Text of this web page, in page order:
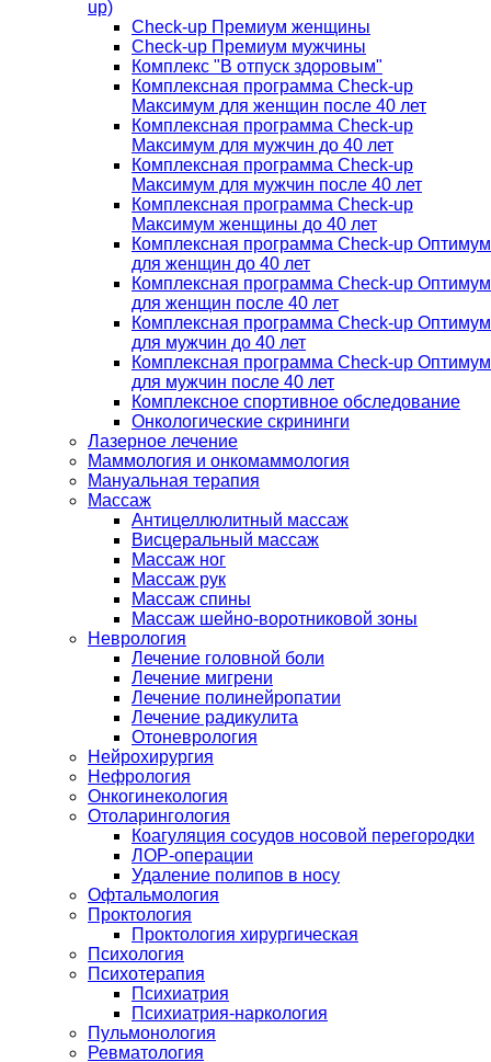
up)
Check-up Премиум женщины
Check-up Премиум мужчины
Комплекс "В отпуск здоровым"
Комплексная программа Check-up
Максимум для женщин после 40 лет
Комплексная программа Check-up
Максимум для мужчин до 40 лет
Комплексная программа Check-up
Максимум для мужчин после 40 лет
Комплексная программа Check-up
Максимум женщины до 40 лет
Комплексная программа Check-up Оптимум
для женщин до 40 лет
Комплексная программа Check-up Оптимум
для женщин после 40 лет
Комплексная программа Check-up Оптимум
для мужчин до 40 лет
Комплексная программа Check-up Оптимум
для мужчин после 40 лет
Комплексное спортивное обследование
Онкологические скрининги
Лазерное лечение
Маммология и онкомаммология
Мануальная терапия
Массаж
Антицеллюлитный массаж
Висцеральный массаж
Массаж ног
Массаж рук
Массаж спины
Массаж шейно-воротниковой зоны
Неврология
Лечение головной боли
Лечение мигрени
Лечение полинейропатии
Лечение радикулита
Отоневрология
Нейрохирургия
Нефрология
Онкогинекология
Отоларингология
Коагуляция сосудов носовой перегородки
ЛОР-операции
Удаление полипов в носу
Офтальмология
Проктология
Проктология хирургическая
Психология
Психотерапия
Психиатрия
Психиатрия-наркология
Пульмонология
Ревматология